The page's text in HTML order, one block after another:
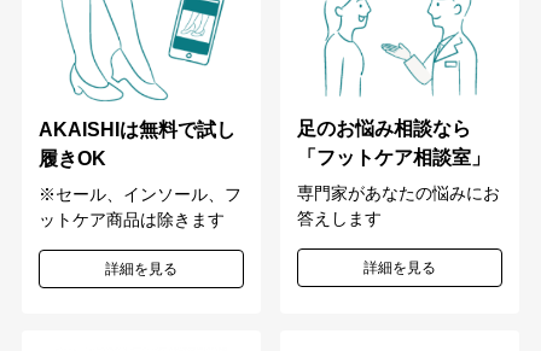
AKAISHIは無料で試し
履きOK
※セール、インソール、フ
ットケア商品は除きます
詳細を見る
足のお悩み相談なら
「フットケア相談室」
専門家があなたの悩みにお
答えします
詳細を見る